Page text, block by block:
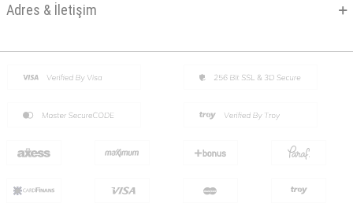
Adres & İletişim